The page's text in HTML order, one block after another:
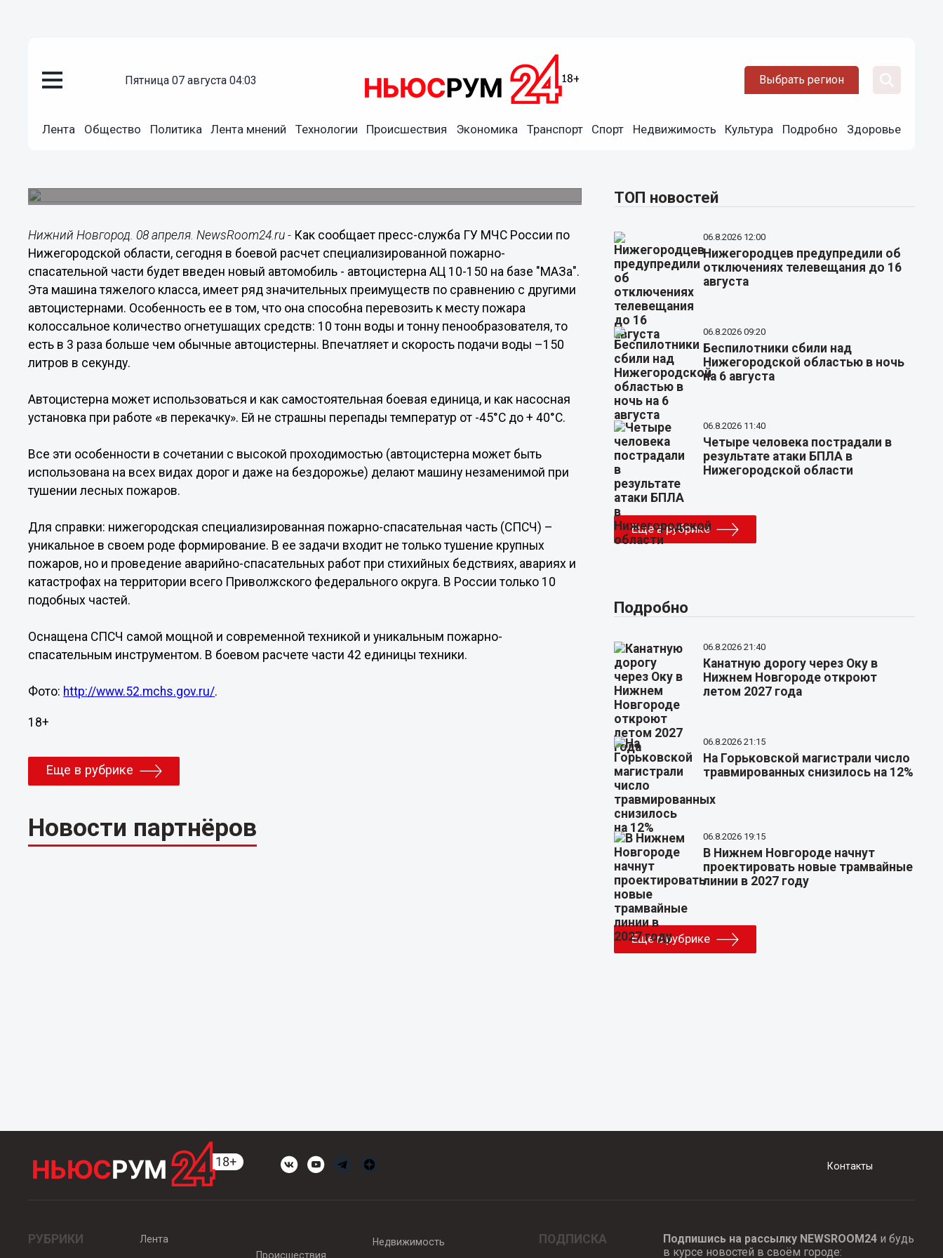
пятница 07 августа 04:03 Выбрать регион
Лента Общество Политика Лента мнений Технологии Происшествия Экономика Транспорт Спорт Недвижимость Культура Подробно Здоровье
Новый автомобиль на базе "МАЗа" появится у
Нижний Новгород. 08 апреля. NewsRoom24.ru - Как сообщает пресс-служба ГУ МЧС России по
Нижегородской области, сегодня в боевой расчет специализированной пожарно-
спасательной части будет введен новый автомобиль - автоцистерна АЦ 10-150 на базе "МАЗа".
Эта машина тяжелого класса, имеет ряд значительных преимуществ по сравнению с другими
автоцистернами. Особенность ее в том, что она способна перевозить к месту пожара
колоссальное количество огнетушащих средств: 10 тонн воды и тонну пенообразователя, то
есть в 3 раза больше чем обычные автоцистерны. Впечатляет и скорость подачи воды –150
литров в секунду.
Автоцистерна может использоваться и как самостоятельная боевая единица, и как на­сосная
установка при работе «в перекачку». Ей не страшны пе­репады температур от -45°С до + 40°С.
Все эти особенности в сочетании с высокой проходимостью (автоцистерна может быть
использована на всех видах дорог и даже на бездо­рожье) делают машину незаменимой при
тушении лесных пожаров.
Для справки: нижегородская специализированная пожарно-спасательная часть (СПСЧ) –
уникальное в своем роде формирование. В ее задачи входит не только тушение крупных
пожаров, но и проведение аварийно-спасательных работ при стихийных бедствиях, авариях и
катастрофах на территории всего Приволжского федерального округа. В России только 10
подобных частей.
Оснащена СПСЧ самой мощной и современной техникой и уникальным пожарно-
спасательным инструментом. В боевом расчете части 42 единицы техники.
Фото: http://www.52.mchs.gov.ru/.
18+
Еще в рубрике
Новости партнёров
ТОП новостей
06.8.2026 12:00
Нижегородцев предупредили об
отключениях телевещания до 16
августа
06.8.2026 09:20
Беспилотники сбили над
Нижегородской областью в ночь
на 6 августа
06.8.2026 11:40
Четыре человека пострадали в
результате атаки БПЛА в
Нижегородской области
Еще в рубрике
Подробно
06.8.2026 21:40
Канатную дорогу через Оку в
Нижнем Новгороде откроют
летом 2027 года
06.8.2026 21:15
На Горьковской магистрали число
травмированных снизилось на 12%
06.8.2026 19:15
В Нижнем Новгороде начнут
проектировать новые трамвайные
линии в 2027 году
Еще в рубрике
Контакты
РУБРИКИ
Лента
Происшествия
Недвижимость ПОДПИСКА Подпишись на рассылку NEWSROOM24и будь
в курсе новостей в своём городе: